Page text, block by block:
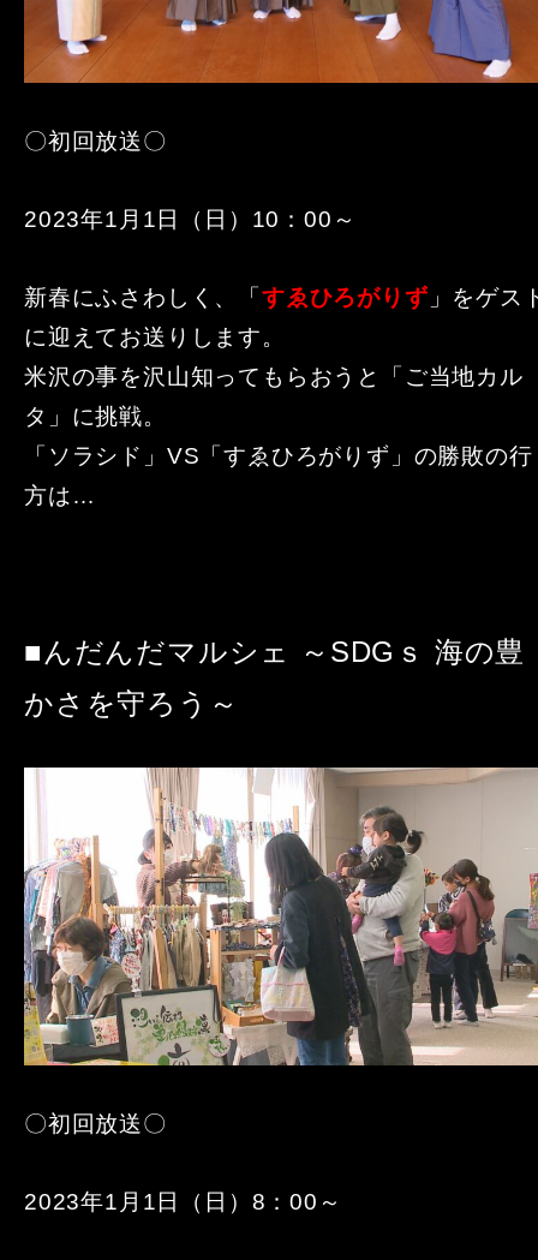
〇初回放送〇
2023年1月1日（日）10：00～
新春にふさわしく、「 すゑひろがりず 」をゲス
に迎えてお送りします。
米沢の事を沢山知ってもらおうと「ご当地カル
タ」に挑戦。
「ソラシド」VS「すゑひろがりず」の勝敗の行
方は…
■んだんだマルシェ ～SDGｓ 海の豊
かさを守ろう～
〇初回放送〇
2023年1月1日（日）8：00～